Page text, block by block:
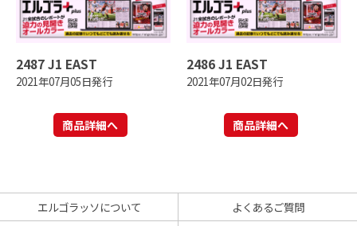
2487 J1 EAST
2021年07月05日発行
商品詳細へ
2486 J1 EAST
2021年07月02日発行
商品詳細へ
エルゴラッソについて
よくあるご質問